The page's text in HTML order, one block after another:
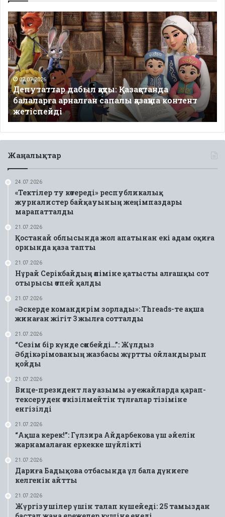
Депутаттар
дабыл
қақты:
Қазақстанда
балаларға
арналған
сапалы
қазақша
контент
жетіспейді
07.07.2026
Депутаттар дабыл қақты: Қазақстанда
балаларға арналған сапалы қазақша контент
жетіспейді
Жаңалықтар
24.07.2026
«Тектілер ту көтереді» республикалық
журналистер байқауының жеңімпаздары
марапатталды
21.07.2026
Қостанай облысында жол апатынан екі адам оқиға
орнында қаза тапты
21.07.2026
Нұрай Серікбайдың өліміне қатысты алғашқы сот
отырысы өтпей қалды
21.07.2026
«Әскерде командирім зорлады»: Threads-те ақша
жинаған жігіт 3 жылға сотталды
21.07.2026
“Сезім бір күнде сөнбейді…”: Жұлдыз
Әбдікәрімованың жазбасы жұртты ойландырып
қойды
21.07.2026
Вице-президент лауазымы әуежайларда қарап-
тексеруден өткізілмейтін тұлғалар тізіміне
енгізілді
21.07.2026
“Ақша керек!”: Гүлзира Айдарбекова үш әйелін
жарнамалаған еркекке шүйлікті
21.07.2026
Дариға Бадықова отбасында ұл бала дүниеге
келгенін айтты
21.07.2026
Жүргізушілер үшін талап күшейеді: 25 тамыздан